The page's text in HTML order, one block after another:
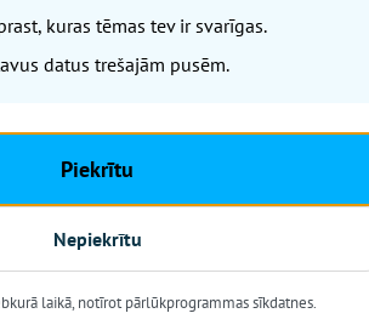
No 30. jūlija līdz 5.
nodaļā reģistrēti 4
kuras tēmas tev ir svarīgas.
datus trešajām pusēm.
Piekrītu
Nepiekrītu
laikā, notīrot pārlūkprogrammas sīkdatnes.